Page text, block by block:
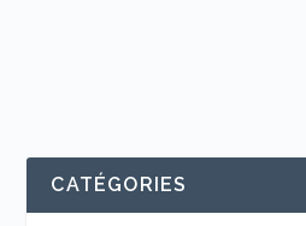
CATÉGORIES